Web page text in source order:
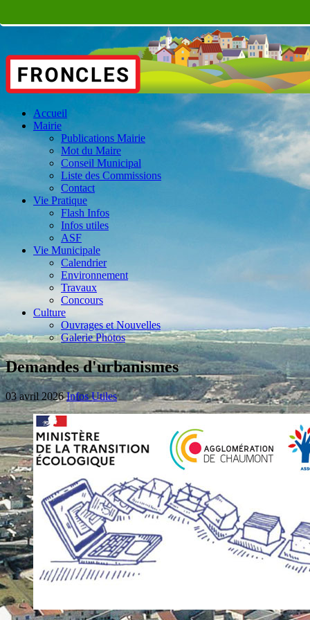
Accueil
Mairie
Publications Mairie
Mot du Maire
Conseil Municipal
Liste des Commissions
Contact
Vie Pratique
Flash Infos
Infos utiles
ASF
Vie Municipale
Calendrier
Environnement
Travaux
Concours
Culture
Ouvrages et Nouvelles
Galerie Photos
Demandes d'urbanismes
03 avril 2026Infos Utiles